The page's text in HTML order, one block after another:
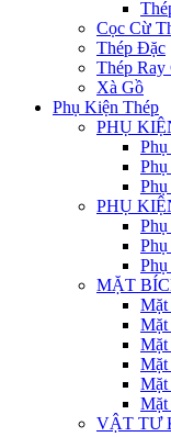
Cọc Cừ
Thép Đặc
Thép Ray
Xà Gồ
Phụ Kiện Thép
PHỤ
PHỤ
MẶT
Mặt
Mặt
Mặt
Mặt
VẬT TƯ